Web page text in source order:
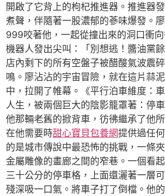
開啟了它背上的枸杞推進器。推進器
煮聲，伴隨著一股濃郁的蔘味爆發。
999咬著他，一起從撞出來的洞口衝
機器人發出尖叫：「別想逃！醬油黨餘
店內剩下的所有空盤子被醋酸氣波震
鳴。廖沾沾的宇宙冒險，就在這片蒜
中，拉開了帷幕。《平行泊車維度：
人生，被兩個巨大的陰影籠罩著：停
他那輛老舊的掀背車，彷彿繼承了他
在他需要時甜心寶貝包養網提供過任
的是城市傳說中最恐怖的挑戰，一條
金屬雕像的畫廊之間的窄巷。一個看
三十公分的停車格，上面還灑著一層
殘深吸一口氣。將車子打了倒檔。他